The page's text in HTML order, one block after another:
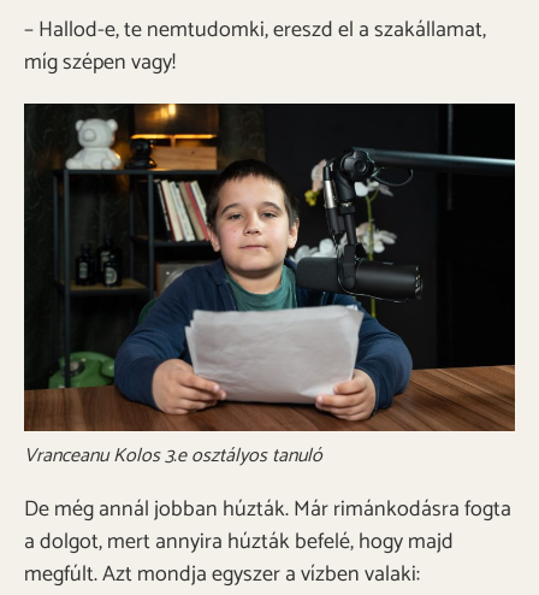
– Hallod-e, te nemtudomki, ereszd el a szakállamat,
míg szépen vagy!
Vranceanu Kolos 3.e osztályos tanuló
De még annál jobban húzták. Már rimánkodásra fogta
a dolgot, mert annyira húzták befelé, hogy majd
megfúlt. Azt mondja egyszer a vízben valaki: